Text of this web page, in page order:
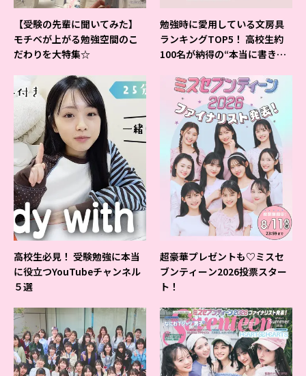
【受験の先輩に聞いてみた】
モチベが上がる勉強空間のこ
だわりを大特集☆
勉強時に愛用している文房具
ランキングTOP5！ 高校生約
100名が納得の“本当に書きや
高校生必見！ 受験勉強に本当
に役立つYouTubeチャンネル
５選
超豪華プレゼントも♡ミスセ
ブンティーン2026投票スター
ト！